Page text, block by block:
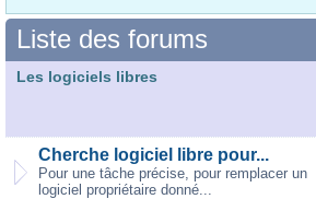
Liste des forums
Les logiciels libres
Cherche logiciel libre pour...
Pour une tâche précise, pour remplacer un
logiciel propriétaire donné...